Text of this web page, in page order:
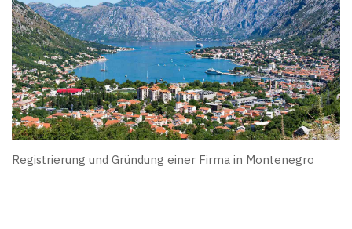
Registrierung und Gründung einer Firma in Montenegro